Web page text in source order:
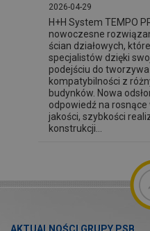
2026-04-29
H+H System TEMPO
nowoczesne
ścian działowych,
specjalistów dzięki
podejściu do
kompatybilności z
budynków. Nowa
odpowiedź na
jakości, szybkości
konstrukcji...